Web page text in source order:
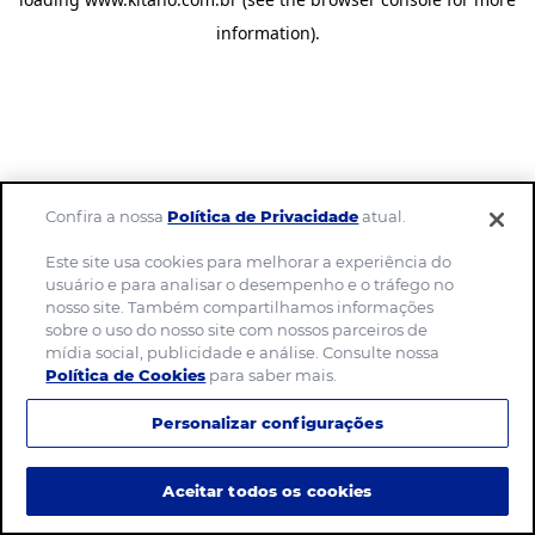
information).
Confira a nossaPolítica de Privacidadeatual.
Este site usa cookies para melhorar a experiência do
usuário e para analisar o desempenho e o tráfego no
nosso site. Também compartilhamos informações
sobre o uso do nosso site com nossos parceiros de
mídia social, publicidade e análise. Consulte nossa
Política de Cookies para saber mais.
Personalizar configurações
Aceitar todos os cookies